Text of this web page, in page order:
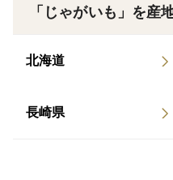
おすすめです✨
🍳おすすめレシピ
・外は香ばしく中はホク
「じゃがいも」を産
北海道
長崎県